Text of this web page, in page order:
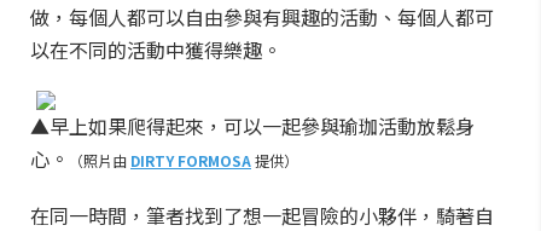
做，每個人都可以自由參與有興趣的活動、每個人都可
以在不同的活動中獲得樂趣。
▲早上如果爬得起來，可以一起參與瑜珈活動放鬆身
心。
（照片由 DIRTY FORMOSA提供）
在同一時間，筆者找到了想一起冒險的小夥伴，騎著自